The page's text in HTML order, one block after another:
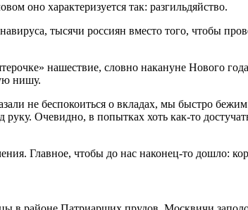
оно характеризуется так: разгильдяйство.
тысячи россиян вместо того, чтобы
нашествие, словно накануне Нового
нишу.
не беспокоиться о вкладах, мы быстро
Очевидно, в попытках хоть как-то
Главное, чтобы до нас наконец-то дошло: